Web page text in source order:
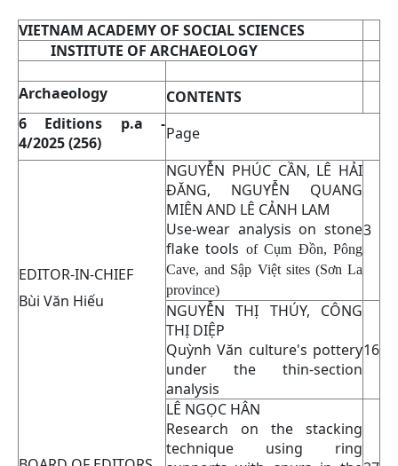
VIETNAM ACADEMY OF SOCIAL SCIENCES
INSTITUTE OF ARCHAEOLOGY
Archaeology
CONTENTS
6 Editions p.a -
4/2025 (256)
Page
EDITOR-IN-CHIEF
Bùi Văn Hiếu
NGUYỄN PHÚC CẦN, LÊ HẢI
ĐĂNG, NGUYỄN QUANG
MIÊN AND LÊ CẢNH LAM
Use-wear analysis on stone
flake tools of Cụm Đồn, Pông
Cave, and Sập Việt sites (Sơn La
province)
3
NGUYỄN THỊ THÚY, CÔNG
THỊ DIỆP
Quỳnh Văn culture's pottery
under the thin-section
analysis
16
LÊ NGỌC HÂN
Research on the stacking
technique using ring